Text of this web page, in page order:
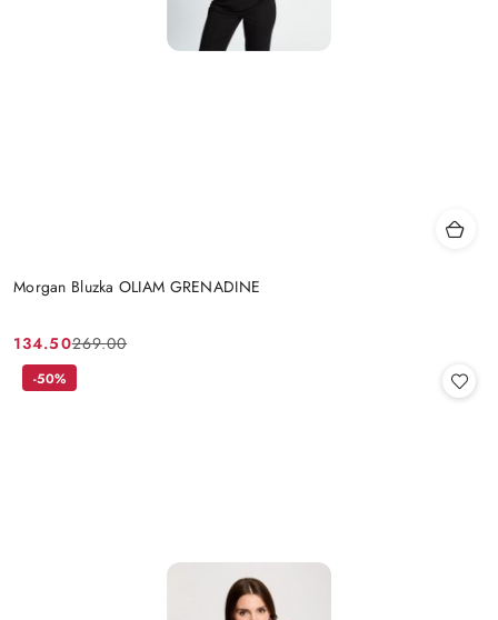
Morgan Bluzka OLIAM GRENADINE
Cena
promocyjna:
134.50
Cena
przed
269.00
-50%